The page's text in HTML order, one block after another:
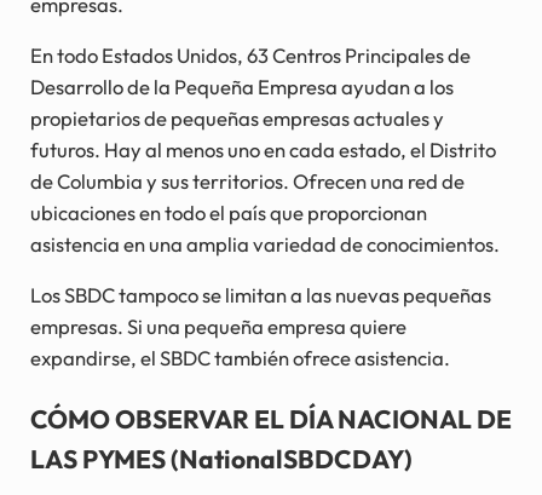
En todo Estados Unidos, 63 Centros Principales de
Desarrollo de la Pequeña Empresa ayudan a los
propietarios de pequeñas empresas actuales y
futuros. Hay al menos uno en cada estado, el Distrito
de Columbia y sus territorios. Ofrecen una red de
ubicaciones en todo el país que proporcionan
asistencia en una amplia variedad de conocimientos.
Los SBDC tampoco se limitan a las nuevas pequeñas
empresas. Si una pequeña empresa quiere
expandirse, el SBDC también ofrece asistencia.
CÓMO OBSERVAR EL DÍA NACIONAL DE
LAS PYMES (NationalSBDCDAY)